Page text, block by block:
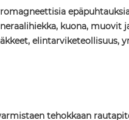
kuona,
tehokkaan